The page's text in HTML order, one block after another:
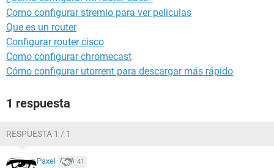
Como configurar stremio para ver peliculas
Que es un router
Configurar router cisco
Como configurar chromecast
Cómo configurar utorrent para descargar más rápido
1 respuesta
RESPUESTA 1 / 1
Paxel 41